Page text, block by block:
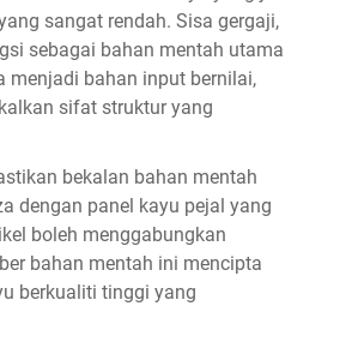
sangat rendah. Sisa gergaji,
sebagai bahan mentah utama
menjadi bahan input bernilai,
sifat struktur yang
bekalan bahan mentah
dengan panel kayu pejal yang
boleh menggabungkan
bahan mentah ini mencipta
berkualiti tinggi yang